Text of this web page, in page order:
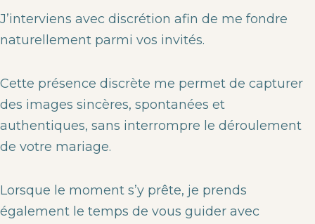
J’interviens avec discrétion afin de me fondre
naturellement parmi vos invités.
Cette présence discrète me permet de capturer
des images sincères, spontanées et
authentiques, sans interrompre le déroulement
de votre mariage.
Lorsque le moment s’y prête, je prends
également le temps de vous guider avec